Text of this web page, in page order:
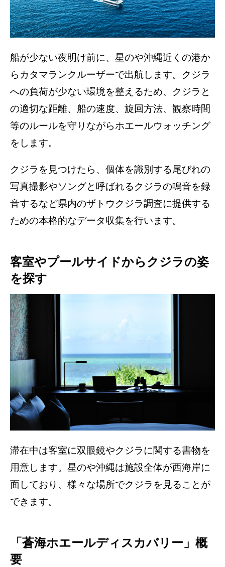
船が少ない夜明け前に、星のや沖縄近くの港か
らカタマランクルーザーで出航します。クジラ
への負荷が少ない環境を整えるため、クジラと
の適切な距離、船の速度、旋回方法、観察時間
等のルールを守りながらホエールウォッチング
をします。
クジラを見つけたら、個体を識別する尾びれの
写真撮影やソングと呼ばれるクジラの鳴音を録
音するなど県内のザトウクジラ調査に提供する
ための本格的なデータ収集を行います。
客室やプールサイドからクジラの姿
を探す
滞在中は客室に双眼鏡やクジラに関する書物を
用意します。星のや沖縄は施設全体が西海岸に
面しており、様々な場所でクジラを見ることが
できます。
「蒼海ホエールディスカバリー」概
要